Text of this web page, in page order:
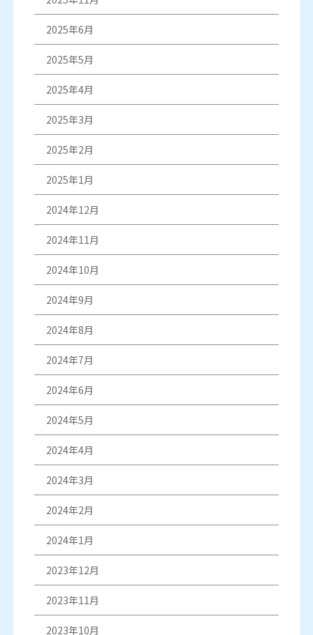
2025年6月
2025年5月
2025年4月
2025年3月
2025年2月
2025年1月
2024年12月
2024年11月
2024年10月
2024年9月
2024年8月
2024年7月
2024年6月
2024年5月
2024年4月
2024年3月
2024年2月
2024年1月
2023年12月
2023年11月
2023年10月